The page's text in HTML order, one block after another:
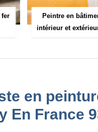
fer
Peintre en
intérieur et
en
En France